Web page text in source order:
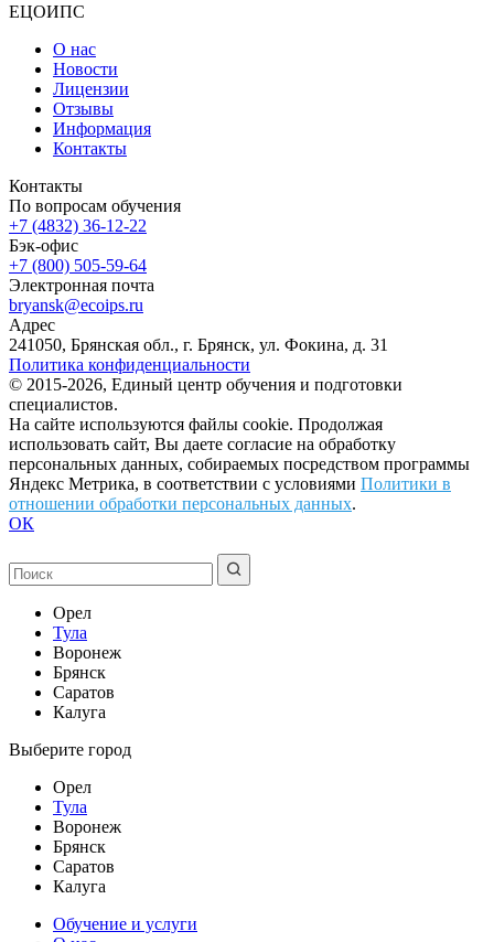
ЕЦОИПС
О нас
Новости
Лицензии
Отзывы
Информация
Контакты
Контакты
По вопросам обучения
+7 (4832) 36-12-22
Бэк-офис
+7 (800) 505-59-64
Электронная почта
bryansk@ecoips.ru
Адрес
241050, Брянская обл., г. Брянск, ул. Фокина, д. 31
Политика конфиденциальности
© 2015-2026, Единый центр обучения и подготовки
специалистов.
На сайте используются файлы cookie. Продолжая
использовать сайт, Вы даете согласие на обработку
персональных данных, собираемых посредством программы
Яндекс Метрика, в соответствии с условиями Политики в
отношении обработки персональных данных.
ОК
Орел
Тула
Воронеж
Брянск
Саратов
Калуга
Выберите город
Орел
Тула
Воронеж
Брянск
Саратов
Калуга
Обучение и услуги